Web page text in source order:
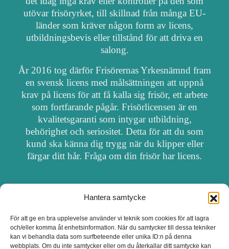
Hantera samtycke
För att ge en bra upplevelse använder vi teknik som cookies för att lagra
och/eller komma åt enhetsinformation. När du samtycker till dessa tekniker
kan vi behandla data som surfbeteende eller unika ID:n på denna
webbplats. Om du inte samtycker eller om du återkallar ditt samtycke kan
utövar frisöryrket, till skillnad från många EU-
länder som kräver någon form av licens,
utbildningsbevis eller tillstånd för att driva en
salong.
År 2016 tog därför Frisörernas Yrkesnämnd fram
en svensk licens med målsättningen att uppnå
krav på licens för att få kalla sig frisör, ett arbete
som fortfarande pågår. Frisörlicensen är en
kvalitetsgaranti som intygar utbildning,
behörighet och seriositet. Detta för att du som
kund ska känna dig trygg när du klipper eller
färgar ditt hår. Fråga om din frisör har licens.
OM FRISÖRSÖK
UPPDATERA SALONG